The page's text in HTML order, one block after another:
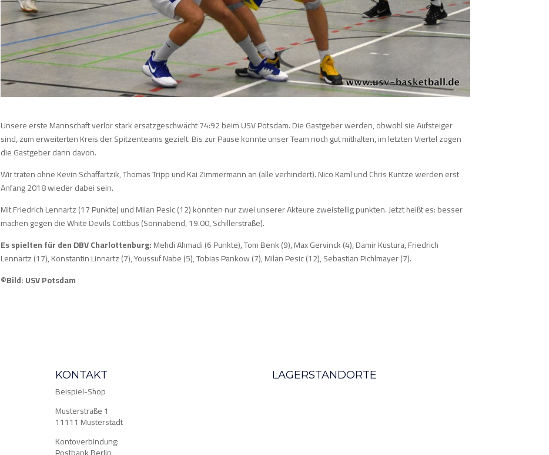
Unsere erste Mannschaft verlor stark ersatzgeschwächt 74:92 beim USV Potsdam. Die Gastgeber werden, obwohl sie Aufsteiger
sind, zum erweiterten Kreis der Spitzenteams gezielt. Bis zur Pause konnte unser Team noch gut mithalten, im letzten Viertel zogen
die Gastgeber dann davon.
Wir traten ohne Kevin Schaffartzik, Thomas Tripp und Kai Zimmermann an (alle verhindert). Nico Kaml und Chris Kuntze werden erst
Anfang 2018 wieder dabei sein.
Mit Friedrich Lennartz (17 Punkte) und Milan Pesic (12) könnten nur zwei unserer Akteure zweistellig punkten. Jetzt heißt es: besser
machen gegen die White Devils Cottbus (Sonnabend, 19.00, Schillerstraße).
Es spielten für den DBV Charlottenburg:Mehdi Ahmadi (6 Punkte), Tom Benk (9), Max Gervinck (4), Damir Kustura, Friedrich
Lennartz (17), Konstantin Linnartz (7), Youssuf Nabe (5), Tobias Pankow (7), Milan Pesic (12), Sebastian Pichlmayer (7).
©Bild: USV Potsdam
KONTAKT
Beispiel-Shop
Musterstraße 1
11111 Musterstadt
Kontoverbindung:
LAGERSTANDORTE